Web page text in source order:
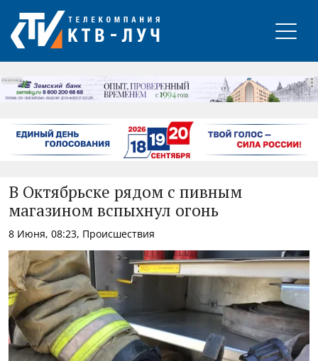
РЕКЛАМА
В Октябрьске рядом с пивным
магазином вспыхнул огонь
8 Июня, 08:23, Происшествия